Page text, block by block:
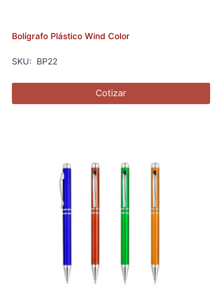
Bolígrafo Plástico Wind Color
SKU: BP22
Cotizar